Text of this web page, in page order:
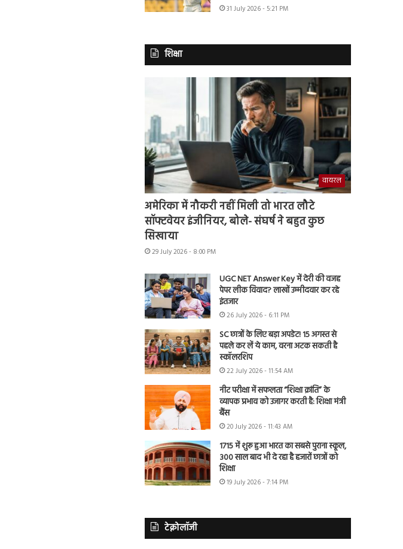
31 July 2026 - 5:21 PM
शिक्षा
वायरल
अमेरिका में नौकरी नहीं मिली तो भारत लौटे
सॉफ्टवेयर इंजीनियर, बोले- संघर्ष ने बहुत कुछ
सिखाया
29 July 2026 - 8:00 PM
UGC NET Answer Key में देरी की वजह
पेपर लीक विवाद? लाखों उम्मीदवार कर रहे
इंतजार
26 July 2026 - 6:11 PM
SC छात्रों के लिए बड़ा अपडेट! 15 अगस्त से
पहले कर लें ये काम, वरना अटक सकती है
स्कॉलरशिप
22 July 2026 - 11:54 AM
नीट परीक्षा में सफलता “शिक्षा क्रांति” के
व्यापक प्रभाव को उजागर करती है: शिक्षा मंत्री
बैंस
20 July 2026 - 11:43 AM
1715 में शुरू हुआ भारत का सबसे पुराना स्कूल,
300 साल बाद भी दे रहा है हजारों छात्रों को
शिक्षा
19 July 2026 - 7:14 PM
टेक्नोलॉजी